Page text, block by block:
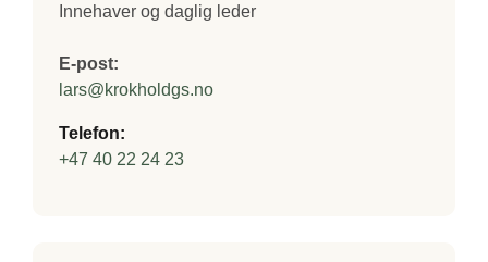
Innehaver og daglig leder
E‑post:
lars@krokholdgs.no
Telefon:
+47 40 22 24 23